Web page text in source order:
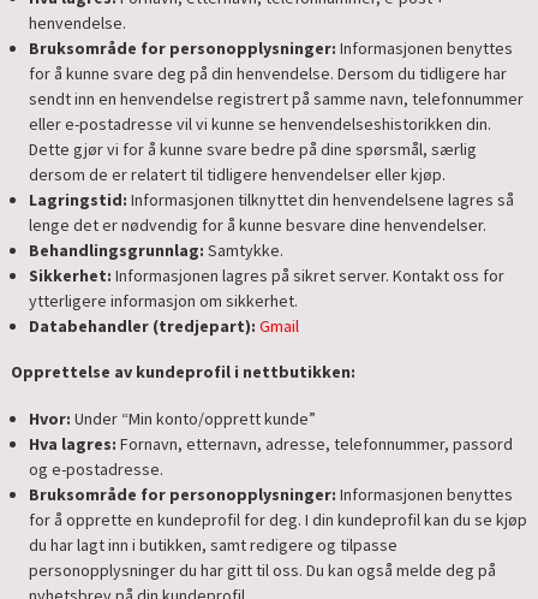
henvendelse.
Bruksområde for personopplysninger: Informasjonen benyttes
for å kunne svare deg på din henvendelse. Dersom du tidligere har
sendt inn en henvendelse registrert på samme navn, telefonnummer
eller e-postadresse vil vi kunne se henvendelseshistorikken din.
Dette gjør vi for å kunne svare bedre på dine spørsmål, særlig
dersom de er relatert til tidligere henvendelser eller kjøp.
Lagringstid: Informasjonen tilknyttet din henvendelsene lagres så
lenge det er nødvendig for å kunne besvare dine henvendelser.
Behandlingsgrunnlag: Samtykke.
Sikkerhet: Informasjonen lagres på sikret server. Kontakt oss for
ytterligere informasjon om sikkerhet.
Databehandler (tredjepart): Gmail
Opprettelse av kundeprofil i nettbutikken:
Hvor: Under “Min konto/opprett kunde”
Hva lagres: Fornavn, etternavn, adresse, telefonnummer, passord
og e-postadresse.
Bruksområde for personopplysninger: Informasjonen benyttes
for å opprette en kundeprofil for deg. I din kundeprofil kan du se kjøp
du har lagt inn i butikken, samt redigere og tilpasse
personopplysninger du har gitt til oss. Du kan også melde deg på